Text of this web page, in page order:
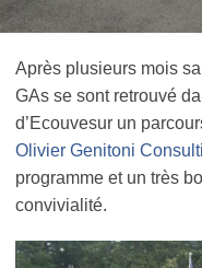
Après plusieurs mois
GAs se sont retrouvé
d’Ecouvesur un
Olivier Genitoni
programme et un très
convivialité.